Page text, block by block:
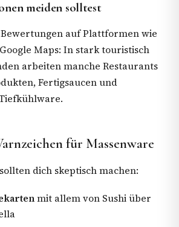
meiden solltest
Bewertungen auf Plattformen wie
Maps: In stark touristisch
arbeiten manche Restaurants
Fertigsaucen und
für Massenware
dich skeptisch machen:
mit allem von Sushi über